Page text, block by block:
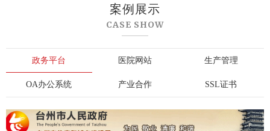
案例展示
CASE SHOW
政务平台 医院网站 生产管理
OA办公系统 产业合作 SSL证书